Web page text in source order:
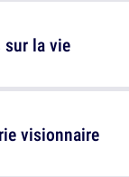
sur la vie
visionnaire